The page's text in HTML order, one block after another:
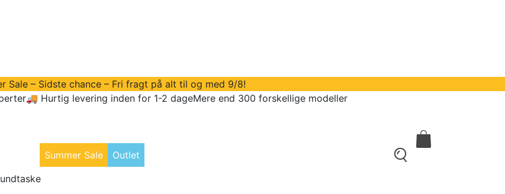
Sale – Sidste chance – Fri fragt på alt til og med 9/8!
🚚 Hurtig levering inden for 1-2 dageMere end 300 forskellige modeller
Summer Sale Outlet